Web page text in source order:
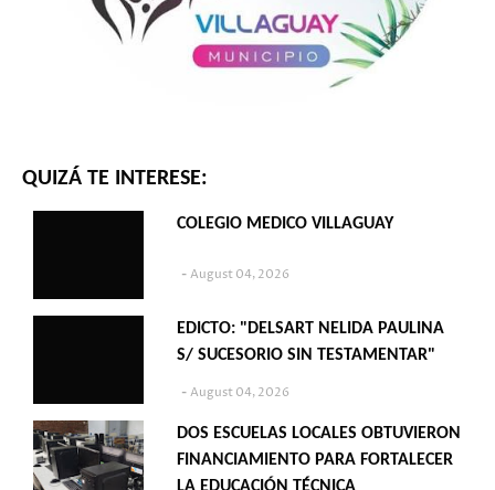
QUIZÁ TE INTERESE:
COLEGIO MEDICO VILLAGUAY
August 04, 2026
EDICTO: "DELSART NELIDA PAULINA
S/ SUCESORIO SIN TESTAMENTAR"
August 04, 2026
DOS ESCUELAS LOCALES OBTUVIERON
FINANCIAMIENTO PARA FORTALECER